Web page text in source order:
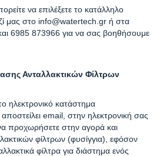
να επιλέξετε το κατάλληλο
μας στο info@watertech.gr ή στα
6985 873966 για να σας βοηθήσουμε
Ανταλλακτικών Φίλτρων
ηλεκτρονικό κατάστημα
email, στην ηλεκτρονική σας
προχωρήσετε στην αγορά και
φίλτρων (φυσίγγια), εφόσον
φίλτρα για διάστημα ενός